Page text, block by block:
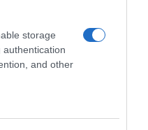
storage
authentication
and other